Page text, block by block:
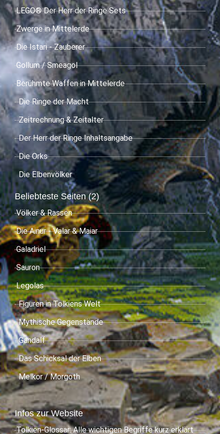
LEGO® Der Herr der Ringe Sets
Zwerge in Mittelerde
Die Istari - Zauberer
Gollum / Smeagol
Berühmte Waffen in Mittelerde
Die Ringe der Macht
Zeitrechnung & Zeitalter
Der Herr der Ringe Inhaltsangabe
Die Orks
Die Elbenvölker
Beliebteste Seiten (2)
Völker & Rassen
Die Ainur - Valar & Maiar
Galadriel
Sauron
Legolas
Figuren in Tolkiens Welt
Mythische Gegenstände
Gandalf
Das Schicksal der Elben
Melkor / Morgoth
Infos zur Website
Tolkien-Glossar: Alle wichtigen Begriffe kurz erklärt